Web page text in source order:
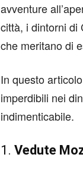
avventure
città, i dintorni di
che meritano di
In questo
imperdibili nei
indimenticabile.
1. Vedute